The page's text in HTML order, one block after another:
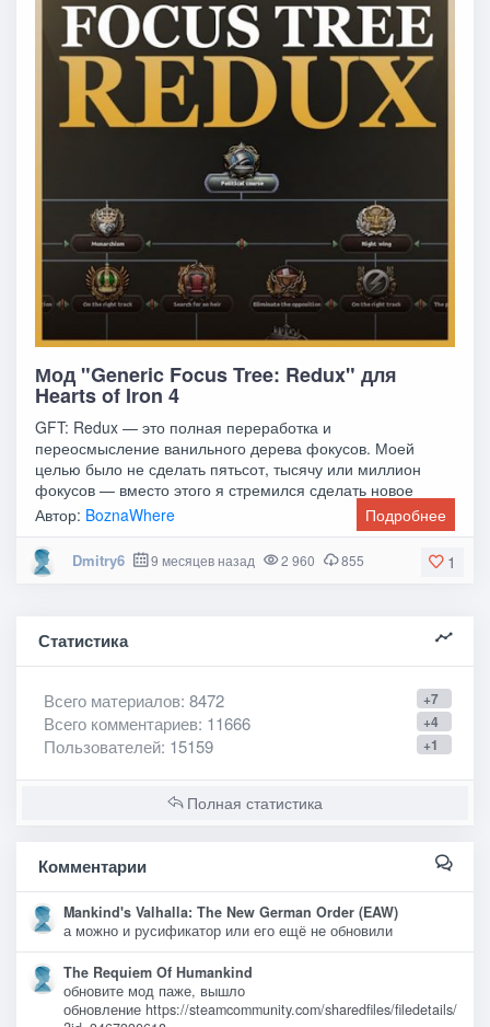
Мод "Generic Focus Tree: Redux" для
Hearts of Iron 4
GFT: Redux — это полная переработка и
переосмысление ванильного дерева фокусов. Моей
целью было не сделать пятьсот, тысячу или миллион
фокусов — вместо этого я стремился сделать новое
дерево более
Автор: BoznaWhere Подробнее
1
Dmitry6 9 месяцев назад 2 960 855
Статистика
+7
Всего материалов: 8472
+4
Всего комментариев: 11666
+1
Пользователей: 15159
Полная статистика
Комментарии
Mankind's Valhalla: The New German Order (EAW)
а можно и русификатор или его ещё не обновили
The Requiem Of Humankind
обновите мод паже, вышло
обновление https://steamcommunity.com/sharedfiles/filedetails/